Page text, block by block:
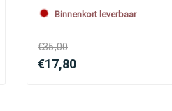
Binnenkort leverbaar
€35,00
€17,80